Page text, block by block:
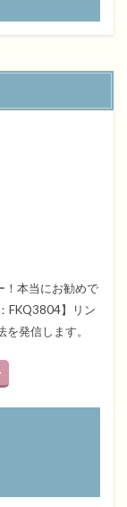
！本当にお勧めで
FKQ3804】リン
発信します。